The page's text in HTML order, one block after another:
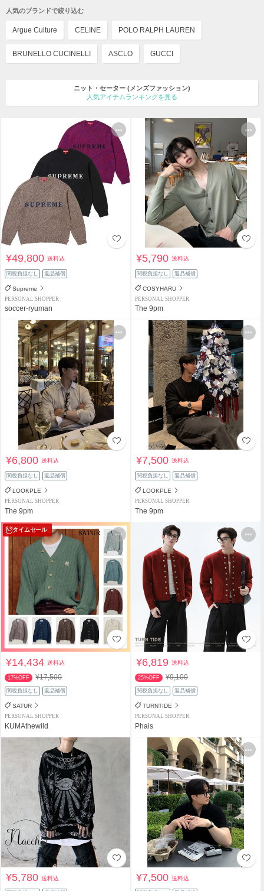
人気のブランドで絞り込む
Argue Culture CELINE POLO RALPH LAUREN
BRUNELLO CUCINELLI ASCLO GUCCI
ニット・セーター (メンズファッション)
人気アイテムランキングを見る
¥49,800送料込
関税負担なし 返品補償
Supreme
PERSONAL SHOPPER
soccer-ryuman
¥5,790送料込
関税負担なし 返品補償
COSYHARU
PERSONAL SHOPPER
The 9pm
¥6,800送料込
関税負担なし 返品補償
LOOKPLE
PERSONAL SHOPPER
The 9pm
¥7,500送料込
関税負担なし 返品補償
LOOKPLE
PERSONAL SHOPPER
The 9pm
タイムセール
¥14,434送料込
17%OFF ¥17,500
関税負担なし 返品補償
SATUR
PERSONAL SHOPPER
KUMAthewild
¥6,819送料込
25%OFF ¥9,100
関税負担なし 返品補償
TURNTIDE
PERSONAL SHOPPER
Phais
¥5,780送料込 ¥7,500送料込